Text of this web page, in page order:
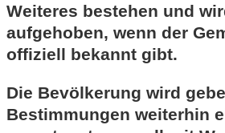
Weiteres bestehen und
aufgehoben, wenn der
offiziell bekannt gibt.
Die Bevölkerung wird
Bestimmungen weiterhin